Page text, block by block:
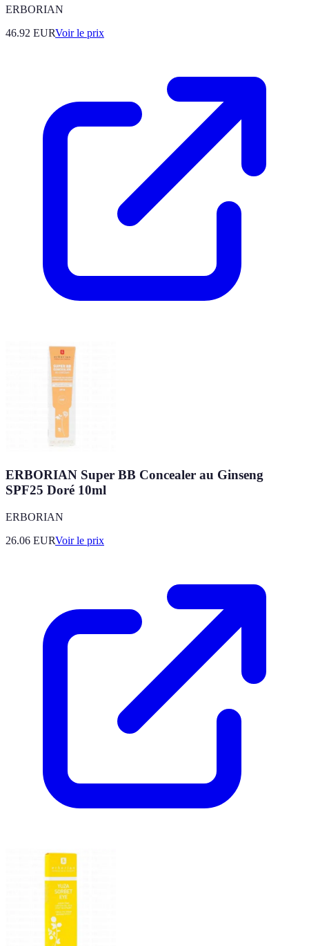
ERBORIAN
46.92 EURVoir le prix
ERBORIAN Super BB Concealer au Ginseng
SPF25 Doré 10ml
ERBORIAN
26.06 EURVoir le prix